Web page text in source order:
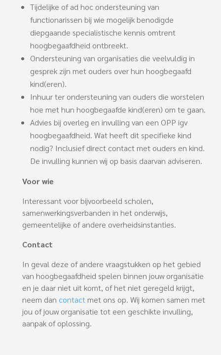
Tijdelijke of ad hoc ondersteuning van
functionarissen bij wie mogelijk benodigde
diepgaande specialistische kennis omtrent
hoogbegaafdheid ontbreekt.
Ondersteuning van organisaties die veelvuldig in
gesprek zijn met ouders over hun hoogbegaafd
kind(eren).
Inhuur ter ondersteuning van ouders die worstelen
hoe met hun hoogbegaafde kind(eren) om te gaan.
Advies bij overleg en invulling van een OPP igv
hoogbegaafdheid. Wat heeft dit specifieke kind
nodig? Inclusief direct contact met ouders en kind.
De invulling kunnen wij op basis daarvan adviseren.
Voor wie
Interessant voor bijvoorbeeld scholen,
samenwerkingsverbanden in het onderwijs,
gemeentelijke of andere overheidsinstanties.
Contact
In geval deze of andere vraagstukken op het gebied
van hoogbegaafdheid spelen binnen jouw organisatie
en je daar niet uit komt, of het niet geregeld krijgt,
neem dan contactmet ons op. Wij komen samen met
jou of jouw organisatie tot een geschikte invulling,
aanpak of oplossing.